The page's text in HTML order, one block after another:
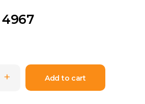
Add to cart